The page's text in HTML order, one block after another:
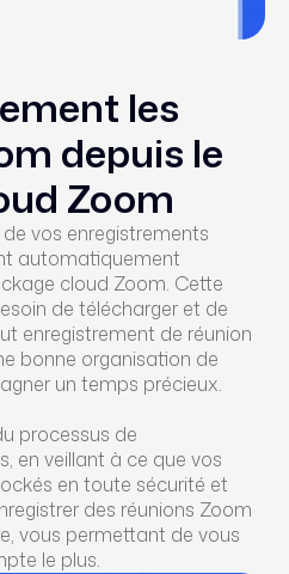
les
depuis le
Zoom
vos enregistrements
automatiquement
cloud Zoom. Cette
de télécharger et de
enregistrement de réunion
bonne organisation de
un temps précieux.
processus de
en veillant à ce que vos
en toute sécurité et
des réunions Zoom
vous permettant de vous
le plus.